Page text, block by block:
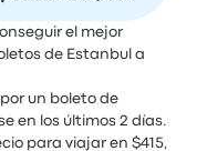
el mejor
de Estanbul a
un boleto de
en los últimos 2 días.
para viajar en $415,